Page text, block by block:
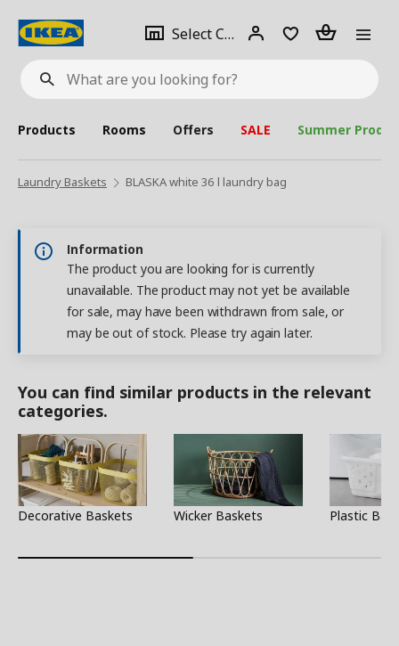
What
are
looking
for?
Select City Select
city
Login Piece(s)
Products Rooms Offers SALE Summer
Laundry Baskets BLASKA white 36 l laundry bag
Information
The product you are looking for is currently
unavailable. The product may not yet be available
for sale, may have been withdrawn from sale, or
may be out of stock. Please try again later.
You can find similar products in the relevant
categories.
Decorative Baskets Wicker Baskets Plastic